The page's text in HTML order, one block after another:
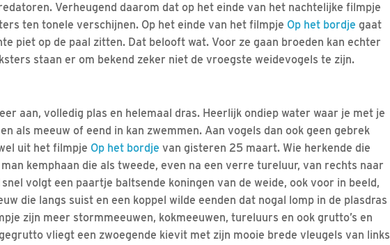
Verheugend daarom dat op het einde van het nachtelijke filmpje
ten tonele verschijnen. Op het einde van het filmpje Op het bordje gaat
piet op de paal zitten. Dat belooft wat. Voor ze gaan broeden kan echter
staan er om bekend zeker niet de vroegste weidevogels te zijn.
aan, volledig plas en helemaal dras. Heerlijk ondiep water waar je met je
als meeuw of eend in kan zwemmen. Aan vogels dan ook geen gebrek
uit het filmpje Op het bordje van gisteren 25 maart. Wie herkende die
kemphaan die als tweede, even na een verre tureluur, van rechts naar
volgt een paartje baltsende koningen van de weide, ook voor in beeld,
die langs suist en een koppel wilde eenden dat nogal lomp in de plasdras
zijn meer stormmeeuwen, kokmeeuwen, tureluurs en ook grutto’s en
vliegt een zwoegende kievit met zijn mooie brede vleugels van links